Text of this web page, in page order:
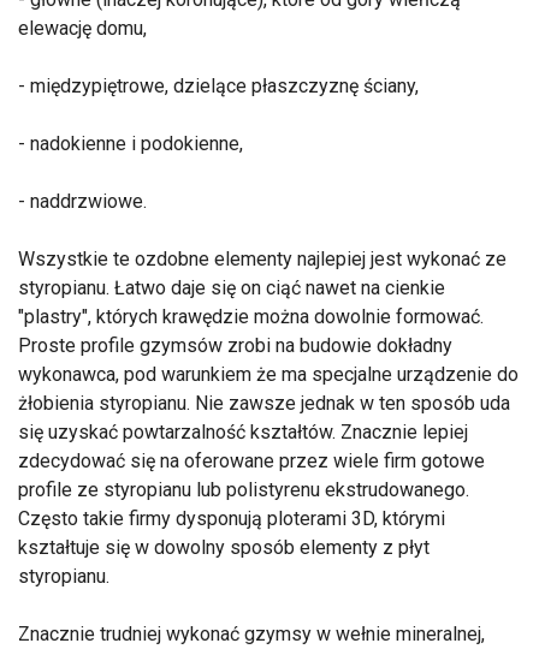
elewację domu,
- międzypiętrowe, dzielące płaszczyznę ściany,
- nadokienne i podokienne,
- naddrzwiowe.
Wszystkie te ozdobne elementy najlepiej jest wykonać ze
styropianu. Łatwo daje się on ciąć nawet na cienkie
"plastry", których krawędzie można dowolnie formować.
Proste profile gzymsów zrobi na budowie dokładny
wykonawca, pod warunkiem że ma specjalne urządzenie do
żłobienia styropianu. Nie zawsze jednak w ten sposób uda
się uzyskać powtarzalność kształtów. Znacznie lepiej
zdecydować się na oferowane przez wiele firm gotowe
profile ze styropianu lub polistyrenu ekstrudowanego.
Często takie firmy dysponują ploterami 3D, którymi
kształtuje się w dowolny sposób elementy z płyt
styropianu.
Znacznie trudniej wykonać gzymsy w wełnie mineralnej,